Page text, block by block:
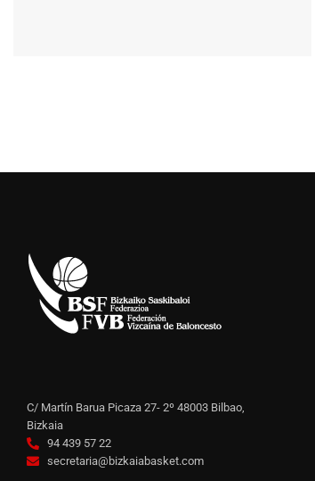
C/ Martín Barua Picaza 27- 2º 48003 Bilbao,
Bizkaia
94 439 57 22
secretaria@bizkaiabasket.com